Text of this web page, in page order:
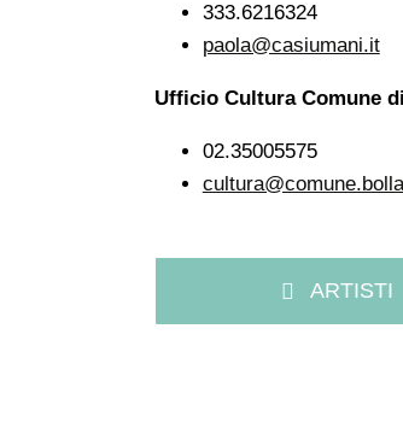
333.6216324
paola@casiumani.it
Ufficio Cultura Comune
02.35005575
ARTISTI